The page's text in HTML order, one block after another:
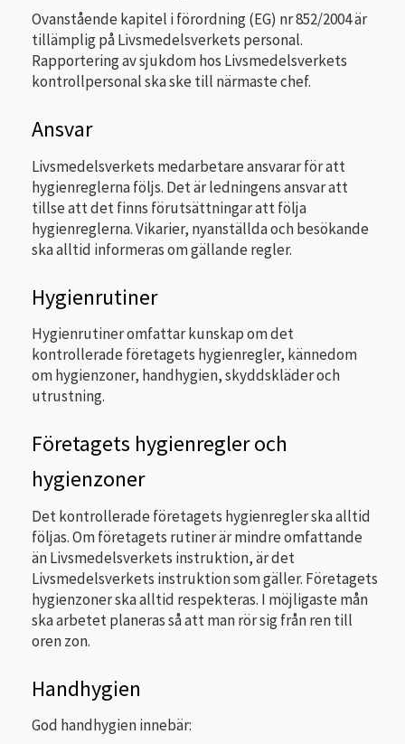
Ovanstående kapitel i förordning (EG) nr 852/2004 är
tillämplig på Livsmedelsverkets personal.
Rapportering av sjukdom hos Livsmedelsverkets
kontrollpersonal ska ske till närmaste chef.
Ansvar
Livsmedelsverkets medarbetare ansvarar för att
hygienreglerna följs. Det är ledningens ansvar att
tillse att det finns förutsättningar att följa
hygienreglerna. Vikarier, nyanställda och besökande
ska alltid informeras om gällande regler.
Hygienrutiner
Hygienrutiner omfattar kunskap om det
kontrollerade företagets hygienregler, kännedom
om hygienzoner, handhygien, skyddskläder och
utrustning.
Företagets hygienregler och
hygienzoner
Det kontrollerade företagets hygienregler ska alltid
följas. Om företagets rutiner är mindre omfattande
än Livsmedelsverkets instruktion, är det
Livsmedelsverkets instruktion som gäller. Företagets
hygienzoner ska alltid respekteras. I möjligaste mån
ska arbetet planeras så att man rör sig från ren till
oren zon.
Handhygien
God handhygien innebär: